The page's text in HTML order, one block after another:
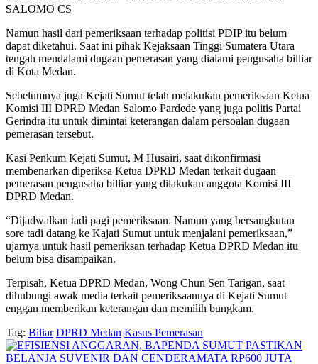
Namun hasil dari pemeriksaan terhadap politisi PDIP itu belum
dapat diketahui. Saat ini pihak Kejaksaan Tinggi Sumatera Utara
tengah mendalami dugaan pemerasan yang dialami pengusaha billiar
di Kota Medan.
Sebelumnya juga Kejati Sumut telah melakukan pemeriksaan Ketua
Komisi III DPRD Medan Salomo Pardede yang juga politis Partai
Gerindra itu untuk dimintai keterangan dalam persoalan dugaan
pemerasan tersebut.
Kasi Penkum Kejati Sumut, M Husairi, saat dikonfirmasi
membenarkan diperiksa Ketua DPRD Medan terkait dugaan
pemerasan pengusaha billiar yang dilakukan anggota Komisi III
DPRD Medan.
“Dijadwalkan tadi pagi pemeriksaan. Namun yang bersangkutan
sore tadi datang ke Kajati Sumut untuk menjalani pemeriksaan,”
ujarnya untuk hasil pemeriksan terhadap Ketua DPRD Medan itu
belum bisa disampaikan.
Terpisah, Ketua DPRD Medan, Wong Chun Sen Tarigan, saat
dihubungi awak media terkait pemeriksaannya di Kejati Sumut
enggan memberikan keterangan dan memilih bungkam.
Tag: Biliar DPRD Medan Kasus Pemerasan